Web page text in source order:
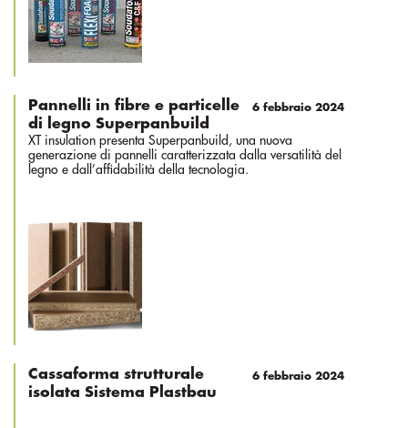
6 febbraio 2024
Pannelli in fibre e particelle
di legno Superpanbuild
XT insulation presenta Superpanbuild, una nuova
generazione di pannelli caratterizzata dalla versatilità del
legno e dall’affidabilità della tecnologia.
6 febbraio 2024
Cassaforma strutturale
isolata Sistema Plastbau